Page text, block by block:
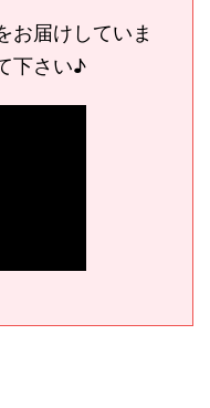
お届けしていま
下さい♪